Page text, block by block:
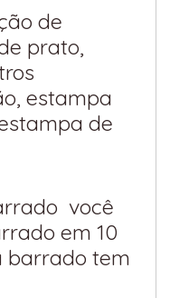
de
prato,
estampa
de
você
em 10
barrado tem